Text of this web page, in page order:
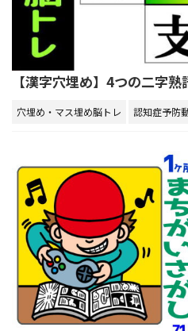
【漢字穴埋め】4つの二字
穴埋め・マス埋め脳トレ 認知症予防